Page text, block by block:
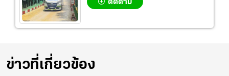
ติดตาม
ข่าวที่เกี่ยวข้อง